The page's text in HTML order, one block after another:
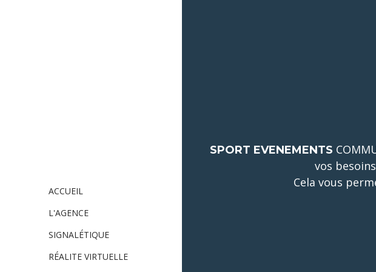
ACCUEIL
L'AGENCE
SIGNALÉTIQUE
RÉALITE VIRTUELLE
SPORT EVENEMENTS
vos
Cela vous